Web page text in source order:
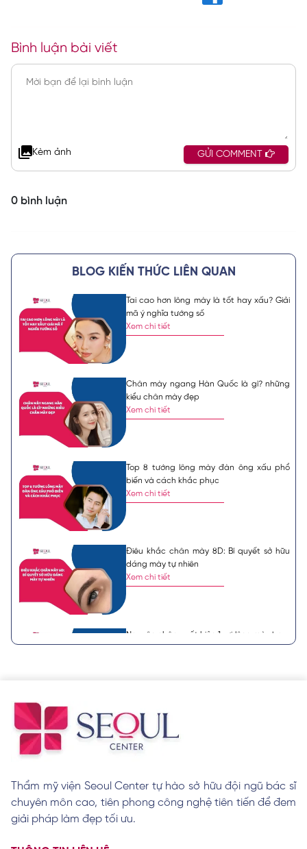
Bình luận bài viết
Kèm ảnh GỬI COMMENT
0 bình luận
BLOG KIẾN THỨC LIÊN QUAN
Tai cao hơn lông mày là tốt hay xấu? Giải
mã ý nghĩa tướng số
Xem chi tiết
Chân mày ngang Hàn Quốc là gì? những
kiểu chân mày đẹp
Xem chi tiết
Top 8 tướng lông mày đàn ông xấu phổ
biến và cách khắc phục
Xem chi tiết
Điêu khắc chân mày 8D: Bí quyết sở hữu
dáng mày tự nhiên
Xem chi tiết
Nguyên nhân xuất hiện 1 sợi lông mày bạc,
ý nghĩa tướng số
8 tướng lông mày phụ nữ xấu theo quan
niệm nhân tướng học
Xem chi tiết
Cách làm lông mày rậm cho nam giới hiệu
quả tại nhà
Thẩm mỹ viện Seoul Center tự hào sở hữu đội ngũ bác sĩ
chuyên môn cao, tiên phong công nghệ tiên tiến để đem
giải pháp làm đẹp tối ưu.